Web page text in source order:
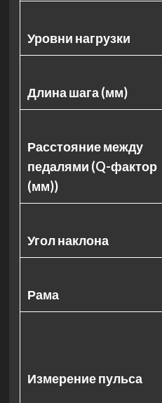
Уровни нагрузки
Длина шага (мм)
Расстояние между
педалями (Q-фактор
(мм))
Угол наклона
Рама
Измерение пульса